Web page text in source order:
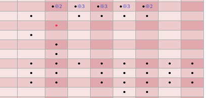
●※2 ●※3 ●※3 ●※3 ●※2
● ● ● ●
●
●
●
●
●
● ● ● ● ● ● ●
●
● ● ● ● ● ●
●
● ● ● ● ● ●
●
●
●